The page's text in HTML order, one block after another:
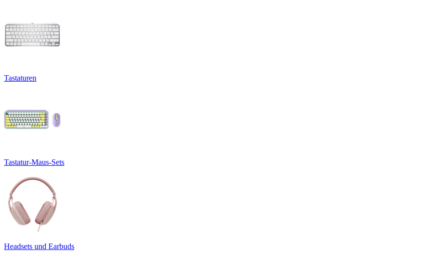
Tastaturen
Tastatur-Maus-Sets
Headsets und Earbuds